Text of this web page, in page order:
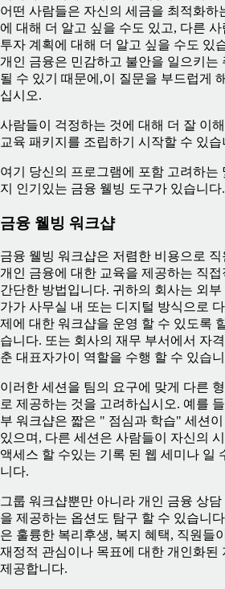
어떤 사람들은 자신의 세금을 최적화하
에 대해 더 알고 싶을 수도 있고, 다른 사
투자 계획에 대해 더 알고 싶을 수도 있
개인 금융은 민감하고 불안을 일으키는
될 수 있기 때문에,이 질문을 부드럽게
십시오.
사람들이 걱정하는 것에 대해 더 잘 이
교육 패키지를 조립하기 시작할 수 있습
여기 당신의 프로그램에 포함 고려하는
지 인기있는 금융 웰빙 도구가 있습니다.
금융 웰빙 워크샵
금융 웰빙 워크샵은 저렴한 비용으로 직
개인 금융에 대한 교육을 제공하는 직접
간단한 방법입니다. 귀하의 회사는 외부
가가 사무실 내 또는 디지털 방식으로
제에 대한 워크샵을 운영 할 수 있도록
습니다. 또는 회사의 재무 부서에서 자
춘 대표자가이 역할을 수행 할 수 있습
이러한 세션을 팀의 요구에 맞게 다른
로 제공하는 것을 고려하십시오. 예를
부 워크샵은 짧은 " 점심과 학습" 세션이
있으며, 다른 세션은 사람들이 자신의 시
액세스 할 수있는 기록 된 웹 세미나 일
니다.
그룹 워크샵뿐만 아니라 개인 금융 상담
을 제공하는 옵션도 탐구 할 수 있습니
은 훌륭한 복리후생, 복지 혜택, 직원들
재정적 관심이나 목표에 대한 개인화된
제공합니다.